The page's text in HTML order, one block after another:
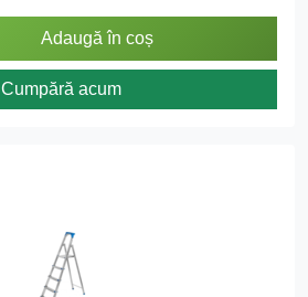
Adaugă în coș
Cumpără acum